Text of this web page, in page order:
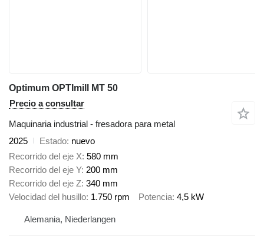
Optimum OPTImill MT 50
Precio a consultar
Maquinaria industrial - fresadora para metal
2025
Estado nuevo
Recorrido del eje X 580 mm
Recorrido del eje Y 200 mm
Recorrido del eje Z 340 mm
Velocidad del husillo 1.750 rpm Potencia 4,5 kW
Alemania, Niederlangen